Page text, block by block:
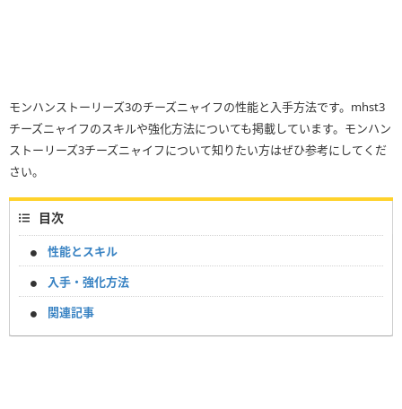
モンハンストーリーズ3のチーズニャイフの性能と入手方法です。mhst3
チーズニャイフのスキルや強化方法についても掲載しています。モンハン
ストーリーズ3チーズニャイフについて知りたい方はぜひ参考にしてくだ
さい。
目次
性能とスキル
入手・強化方法
関連記事